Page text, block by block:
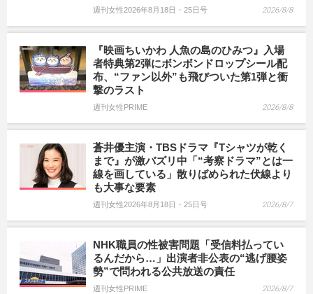
週刊女性2026年8月18日・25日号 2026/8/8
『映画ちいかわ 人魚の島のひみつ』入場
者特典第2弾にボンボンドロップシール配
布、“ファン以外”も飛びついた第1弾と衝
撃のラスト
週刊女性PRIME 2026/8/8
蒼井優主演・TBSドラマ『Tシャツが乾く
まで』が激バズリ中「“考察ドラマ”とは一
線を画している」散りばめられた伏線より
も大事な要素
週刊女性2026年8月18日・25日号 2026/8/7
NHK職員の性被害問題「受信料払ってい
るんだから…」出演者非公表の“逃げ腰姿
勢”で問われる公共放送の責任
週刊女性PRIME 2026/8/7